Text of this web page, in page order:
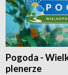
Pogoda -
plenerze